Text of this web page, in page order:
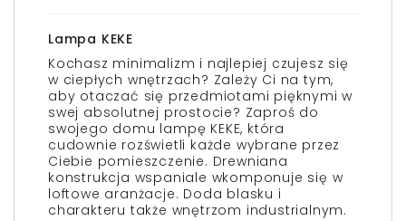
Lampa KEKE
Kochasz minimalizm i najlepiej czujesz się
w ciepłych wnętrzach? Zależy Ci na tym,
aby otaczać się przedmiotami pięknymi w
swej absolutnej prostocie? Zaproś do
swojego domu lampę KEKE, która
cudownie rozświetli każde wybrane przez
Ciebie pomieszczenie. Drewniana
konstrukcja wspaniale wkomponuje się w
loftowe aranżacje. Doda blasku i
charakteru także wnętrzom industrialnym.